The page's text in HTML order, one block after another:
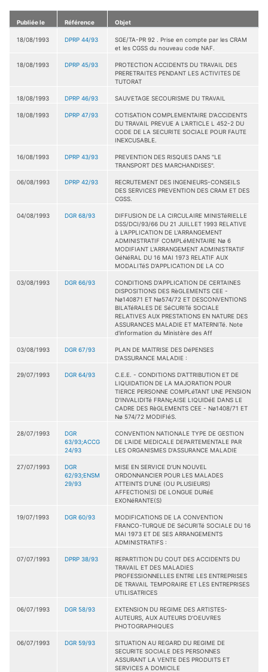
Publiée le Référence Objet
18/08/1993 DPRP 44/93
SGE/TA-PR 92 . Prise en compte par les CRAM
et les CGSS du nouveau code NAF.
18/08/1993 DPRP 45/93
PROTECTION ACCIDENTS DU TRAVAIL DES
PRERETRAITES PENDANT LES ACTIVITES DE
TUTORAT
18/08/1993 DPRP 46/93 SAUVETAGE SECOURISME DU TRAVAIL
18/08/1993 DPRP 47/93
COTISATION COMPLEMENTAIRE D'ACCIDENTS
DU TRAVAIL PREVUE A L'ARTICLE L 452-2 DU
CODE DE LA SECURITE SOCIALE POUR FAUTE
INEXCUSABLE.
16/08/1993 DPRP 43/93
PREVENTION DES RISQUES DANS "LE
TRANSPORT DES MARCHANDISES".
06/08/1993 DPRP 42/93
RECRUTEMENT DES INGENIEURS-CONSEILS
DES SERVICES PREVENTION DES CRAM ET DES
CGSS.
04/08/1993 DGR 68/93
DIFFUSION DE LA CIRCULAIRE MINISTéRIELLE
DSS/DCI/93/66 DU 21 JUILLET 1993 RELATIVE
à L'APPLICATION DE L'ARRANGEMENT
ADMINISTRATIF COMPLéMENTAIRE Nø 6
MODIFIANT L'ARRANGEMENT ADMINISTRATIF
GéNéRAL DU 16 MAI 1973 RELATIF AUX
MODALITéS D'APPLICATION DE LA CO
03/08/1993 DGR 66/93
CONDITIONS D'APPLICATION DE CERTAINES
DISPOSITIONS DES RèGLEMENTS CEE -
Nø140871 ET Nø574/72 ET DESCONVENTIONS
BILATéRALES DE SéCURITé SOCIALE
RELATIVES AUX PRESTATIONS EN NATURE DES
ASSURANCES MALADIE ET MATERNITé. Note
d'information du Ministère des Aff
03/08/1993 DGR 67/93
PLAN DE MAîTRISE DES DéPENSES
D'ASSURANCE MALADIE :
29/07/1993 DGR 64/93
C.E.E. - CONDITIONS D'ATTRIBUTION ET DE
LIQUIDATION DE LA MAJORATION POUR
TIERCE PERSONNE COMPLéTANT UNE PENSION
D'INVALIDITé FRANçAISE LIQUIDéE DANS LE
CADRE DES RèGLEMENTS CEE - Nø1408/71 ET
Nø 574/72 MODIFIéS.
28/07/1993
DGR
63/93;ACCG
24/93
CONVENTION NATIONALE TYPE DE GESTION
DE L'AIDE MEDICALE DEPARTEMENTALE PAR
LES ORGANISMES D'ASSURANCE MALADIE
27/07/1993
DGR
62/93;ENSM
29/93
MISE EN SERVICE D'UN NOUVEL
ORDONNANCIER POUR LES MALADES
ATTEINTS D'UNE (OU PLUSIEURS)
AFFECTION(S) DE LONGUE DURéE
EXONéRANTE(S)
19/07/1993 DGR 60/93
MODIFICATIONS DE LA CONVENTION
FRANCO-TURQUE DE SéCURITé SOCIALE DU 16
MAI 1973 ET DE SES ARRANGEMENTS
ADMINISTRATIFS :
07/07/1993 DPRP 38/93
REPARTITION DU COUT DES ACCIDENTS DU
TRAVAIL ET DES MALADIES
PROFESSIONNELLES ENTRE LES ENTREPRISES
DE TRAVAIL TEMPORAIRE ET LES ENTREPRISES
UTILISATRICES
06/07/1993 DGR 58/93
EXTENSION DU REGIME DES ARTISTES-
AUTEURS, AUX AUTEURS D'OEUVRES
PHOTOGRAPHIQUES
06/07/1993 DGR 59/93
SITUATION AU REGARD DU REGIME DE
SECURITE SOCIALE DES PERSONNES
ASSURANT LA VENTE DES PRODUITS ET
SERVICES A DOMICILE